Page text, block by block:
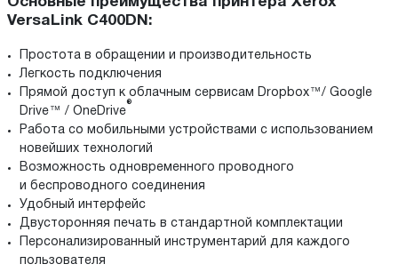
VersaLink C400DN:
Простота в обращении и производительность
Легкость подключения
Прямой доступ к облачным сервисам Dropbox™/ Google
Drive™ / OneDrive
®
Работа со мобильными устройствами с использованием
новейших технологий
Возможность одновременного проводного
и беспроводного соединения
Удобный интерфейс
Двусторонняя печать в стандартной комплектации
Персонализированный инструментарий для каждого
пользователя